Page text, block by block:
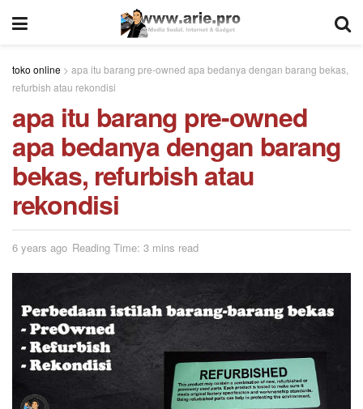
toko online > apa itu barang pre-owned apa bedanya dengan barang bekas,
refurbish atau rekondisi
apa itu barang pre-owned
apa bedanya dengan barang
bekas, refurbish atau
rekondisi
6 years ago Reading Time: 3 mins read